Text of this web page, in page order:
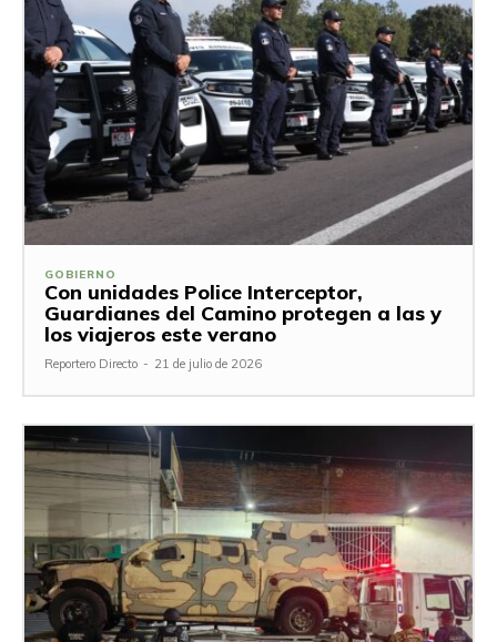
GOBIERNO
Con unidades Police Interceptor,
Guardianes del Camino protegen a las y
los viajeros este verano
Reportero Directo - 21 de julio de 2026